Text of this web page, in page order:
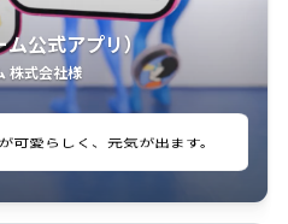
公式アプリ）
株式会社様
ーバーの情報が通知されるので